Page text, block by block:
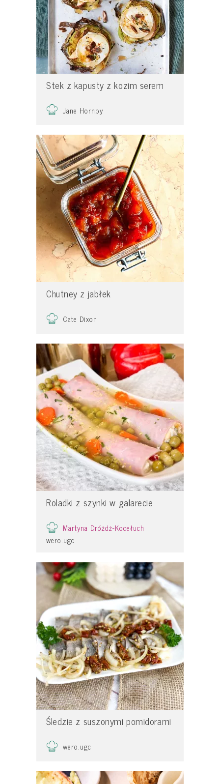
Stek z kapusty z kozim serem
Jane Hornby
Chutney z jabłek
Cate Dixon
Roladki z szynki w galarecie
Martyna Dróżdż-Kocełuch
wero.ugc
Śledzie z suszonymi pomidorami
wero.ugc